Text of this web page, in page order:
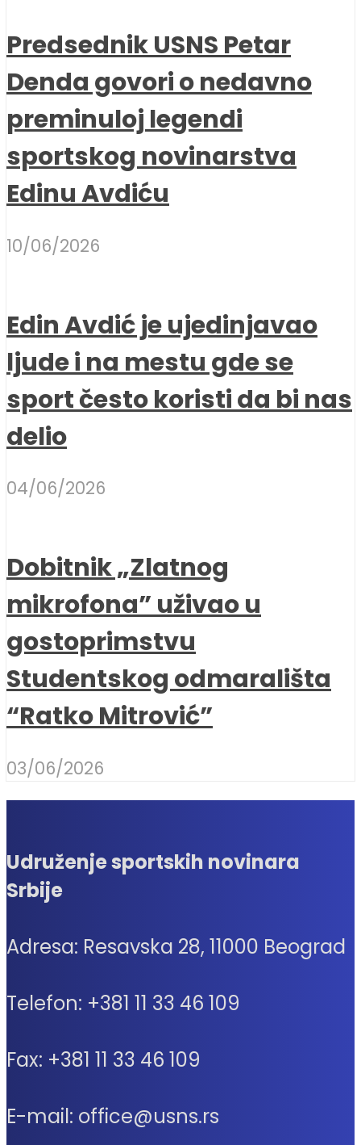
Predsednik USNS Petar
Denda govori o nedavno
preminuloj legendi
sportskog novinarstva
Edinu Avdiću
10/06/2026
Edin Avdić je ujedinjavao
ljude i na mestu gde se
sport često koristi da bi nas
delio
04/06/2026
Dobitnik „Zlatnog
mikrofona” uživao u
gostoprimstvu
Studentskog odmarališta
“Ratko Mitrović”
03/06/2026
Udruženje sportskih novinara
Srbije
Adresa: Resavska 28, 11000 Beograd
Telefon: +381 11 33 46 109
Fax: +381 11 33 46 109
E-mail: office@usns.rs